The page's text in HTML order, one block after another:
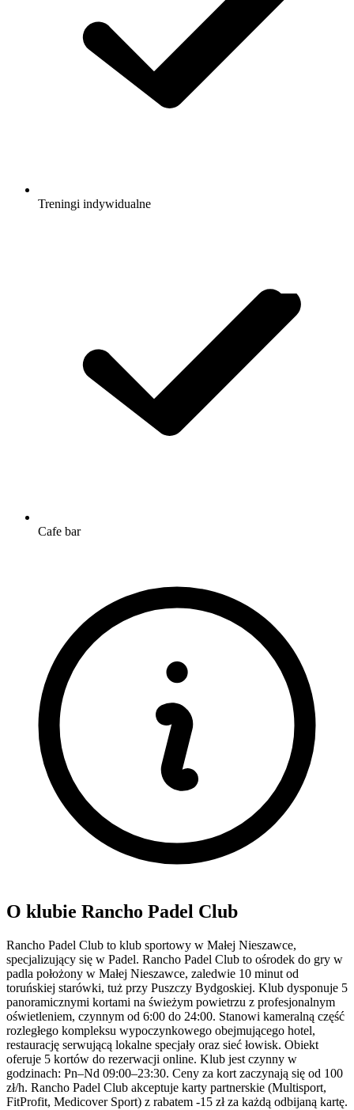
Treningi indywidualne
Cafe bar
O klubie Rancho Padel Club
Rancho Padel Club to klub sportowy w Małej Nieszawce,
specjalizujący się w Padel. Rancho Padel Club to ośrodek do gry w
padla położony w Małej Nieszawce, zaledwie 10 minut od
toruńskiej starówki, tuż przy Puszczy Bydgoskiej. Klub dysponuje 5
panoramicznymi kortami na świeżym powietrzu z profesjonalnym
oświetleniem, czynnym od 6:00 do 24:00. Stanowi kameralną część
rozległego kompleksu wypoczynkowego obejmującego hotel,
restaurację serwującą lokalne specjały oraz sieć łowisk. Obiekt
oferuje 5 kortów do rezerwacji online. Klub jest czynny w
godzinach: Pn–Nd 09:00–23:30. Ceny za kort zaczynają się od 100
zł/h. Rancho Padel Club akceptuje karty partnerskie (Multisport,
FitProfit, Medicover Sport) z rabatem -15 zł za każdą odbijaną kartę.